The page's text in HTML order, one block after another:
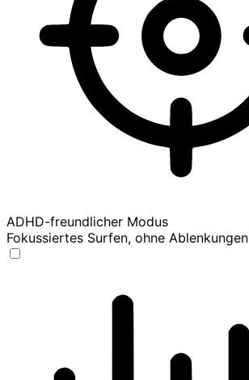
ADHD-freundlicher Modus
Fokussiertes Surfen, ohne Ablenkungen